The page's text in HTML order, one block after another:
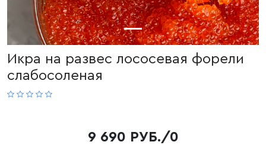
Икра на развес лососевая форели
слабосоленая
9 690 РУБ./0